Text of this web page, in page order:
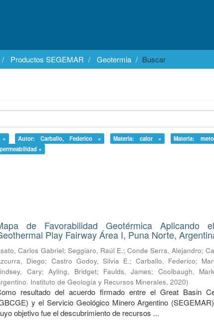
Productos SEGEMAR Geotermia Buscar
× Autor: Carballo, Federico × Materia: calor × Materia:
×
de Favorabilidad Geotérmica Aplicando
Play Fairway Área I, Puna Norte,
Carlos Gabriel; Seggiaro, Raúl E.; Conde Serra, Alejandro;
Diego; Castro Godoy, Silvia E.;Carballo, Federico;
Cary;Ayling, Bridget; Faulds, James; Coolbaugh, Mark
Instituto de Geología y Recursos Minerales,2020)
resultado del acuerdo firmado entre el Great Basin
y el Servicio Geológico Minero Argentino
objetivo fue el descubrimiento de recursos ...